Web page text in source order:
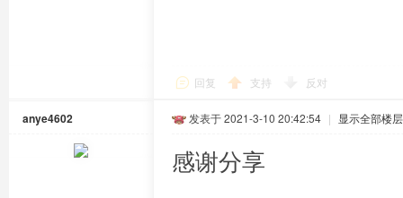
回复 支持 反对
anye4602 发表于 2021-3-10 20:42:54 | 显示全部楼层
感谢分享